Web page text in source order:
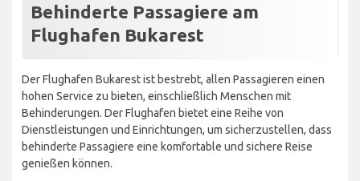
Behinderte Passagiere am
Flughafen Bukarest
Der Flughafen Bukarest ist bestrebt, allen Passagieren einen
hohen Service zu bieten, einschließlich Menschen mit
Behinderungen. Der Flughafen bietet eine Reihe von
Dienstleistungen und Einrichtungen, um sicherzustellen, dass
behinderte Passagiere eine komfortable und sichere Reise
genießen können.